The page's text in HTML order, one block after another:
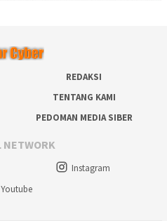
REDAKSI
TENTANG KAMI
PEDOMAN MEDIA SIBER
NETWORK
Instagram
Youtube